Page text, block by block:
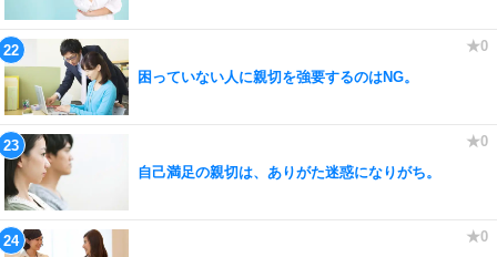
困っていない人に親切を強要するのはNG。
自己満足の親切は、ありがた迷惑になりがち。